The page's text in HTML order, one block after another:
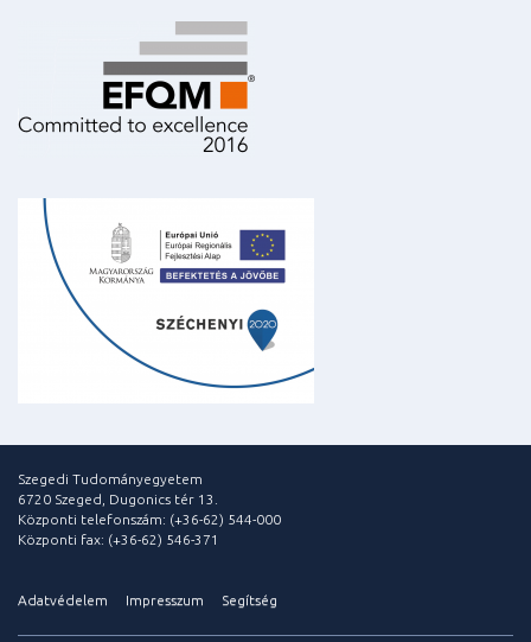
Szegedi Tudományegyetem
6720 Szeged, Dugonics tér 13.
Központi telefonszám: (+36-62) 544-000
Központi fax: (+36-62) 546-371
Adatvédelem Impresszum Segítség